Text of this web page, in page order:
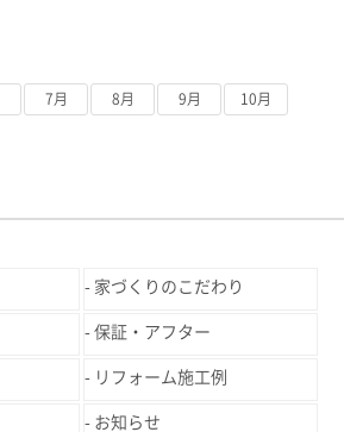
7月 8月 9月 10月
家づくりのこだわり
保証・アフター
リフォーム施工例
お知らせ